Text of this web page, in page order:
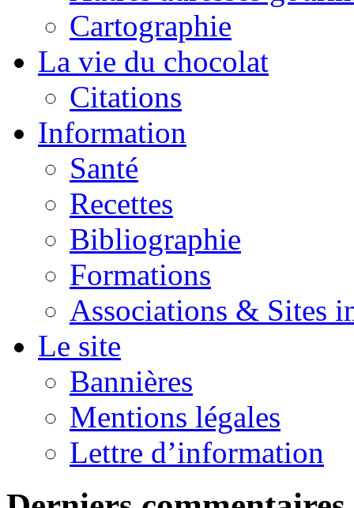
Cartographie
La vie du chocolat
Citations
Information
Santé
Recettes
Bibliographie
Formations
Associations & Sites
Le site
Bannières
Mentions légales
Lettre d’information